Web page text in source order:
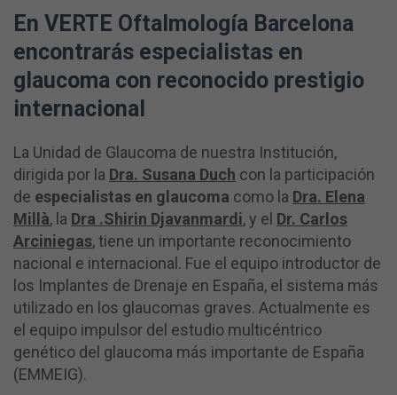
En VERTE Oftalmología Barcelona
encontrarás especialistas en
glaucoma con reconocido prestigio
internacional
La Unidad de Glaucoma de nuestra Institución,
dirigida por la Dra. Susana Duch con la participación
de especialistas en glaucoma como la Dra. Elena
Millà, la Dra .Shirin Djavanmardi, y el Dr. Carlos
Arciniegas, tiene un importante reconocimiento
nacional e internacional. Fue el equipo introductor de
los Implantes de Drenaje en España, el sistema más
utilizado en los glaucomas graves. Actualmente es
el equipo impulsor del estudio multicéntrico
genético del glaucoma más importante de España
(EMMEIG).